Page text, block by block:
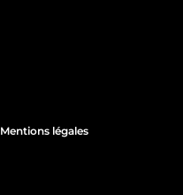
Mentions légales